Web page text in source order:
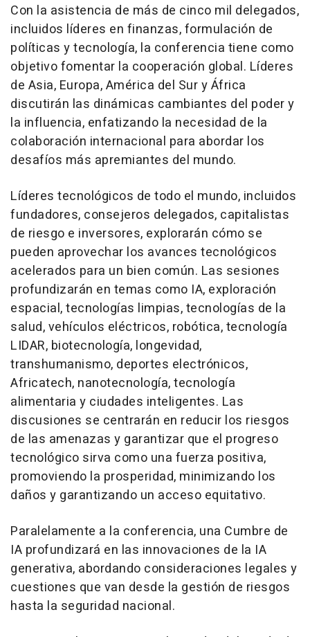
Con la asistencia de más de cinco mil delegados,
incluidos líderes en finanzas, formulación de
políticas y tecnología, la conferencia tiene como
objetivo fomentar la cooperación global. Líderes
de Asia, Europa, América del Sur y África
discutirán las dinámicas cambiantes del poder y
la influencia, enfatizando la necesidad de la
colaboración internacional para abordar los
desafíos más apremiantes del mundo.
Líderes tecnológicos de todo el mundo, incluidos
fundadores, consejeros delegados, capitalistas
de riesgo e inversores, explorarán cómo se
pueden aprovechar los avances tecnológicos
acelerados para un bien común. Las sesiones
profundizarán en temas como IA, exploración
espacial, tecnologías limpias, tecnologías de la
salud, vehículos eléctricos, robótica, tecnología
LIDAR, biotecnología, longevidad,
transhumanismo, deportes electrónicos,
Africatech, nanotecnología, tecnología
alimentaria y ciudades inteligentes. Las
discusiones se centrarán en reducir los riesgos
de las amenazas y garantizar que el progreso
tecnológico sirva como una fuerza positiva,
promoviendo la prosperidad, minimizando los
daños y garantizando un acceso equitativo.
Paralelamente a la conferencia, una Cumbre de
IA profundizará en las innovaciones de la IA
generativa, abordando consideraciones legales y
cuestiones que van desde la gestión de riesgos
hasta la seguridad nacional.